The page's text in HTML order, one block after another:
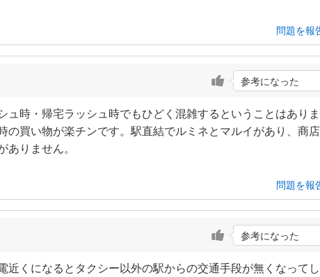
問題を報
参考になった
ュ時・帰宅ラッシュ時でもひどく混雑するということはあり
買い物が楽チンです。駅直結でルミネとマルイがあり、商
りません。
問題を報
参考になった
くになるとタクシー以外の駅からの交通手段が無くなって